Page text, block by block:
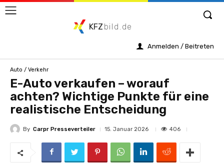
KFZ bild.de
Anmelden / Beitreten
Auto / Verkehr
E-Auto verkaufen – worauf
achten? Wichtige Punkte für eine
realistische Entscheidung
By Carpr Presseverteiler 15. Januar 2026 406